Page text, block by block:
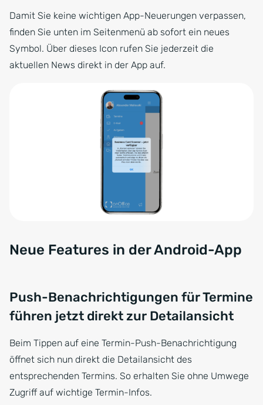
Damit Sie keine wichtigen App-Neuerungen verpassen,
finden Sie unten im Seitenmenü ab sofort ein neues
Symbol. Über dieses Icon rufen Sie jederzeit die
aktuellen News direkt in der App auf.
Neue Features in der Android-App
Push-Benachrichtigungen für Termine
führen jetzt direkt zur Detailansicht
Beim Tippen auf eine Termin-Push-Benachrichtigung
öffnet sich nun direkt die Detailansicht des
entsprechenden Termins. So erhalten Sie ohne Umwege
Zugriff auf wichtige Termin-Infos.